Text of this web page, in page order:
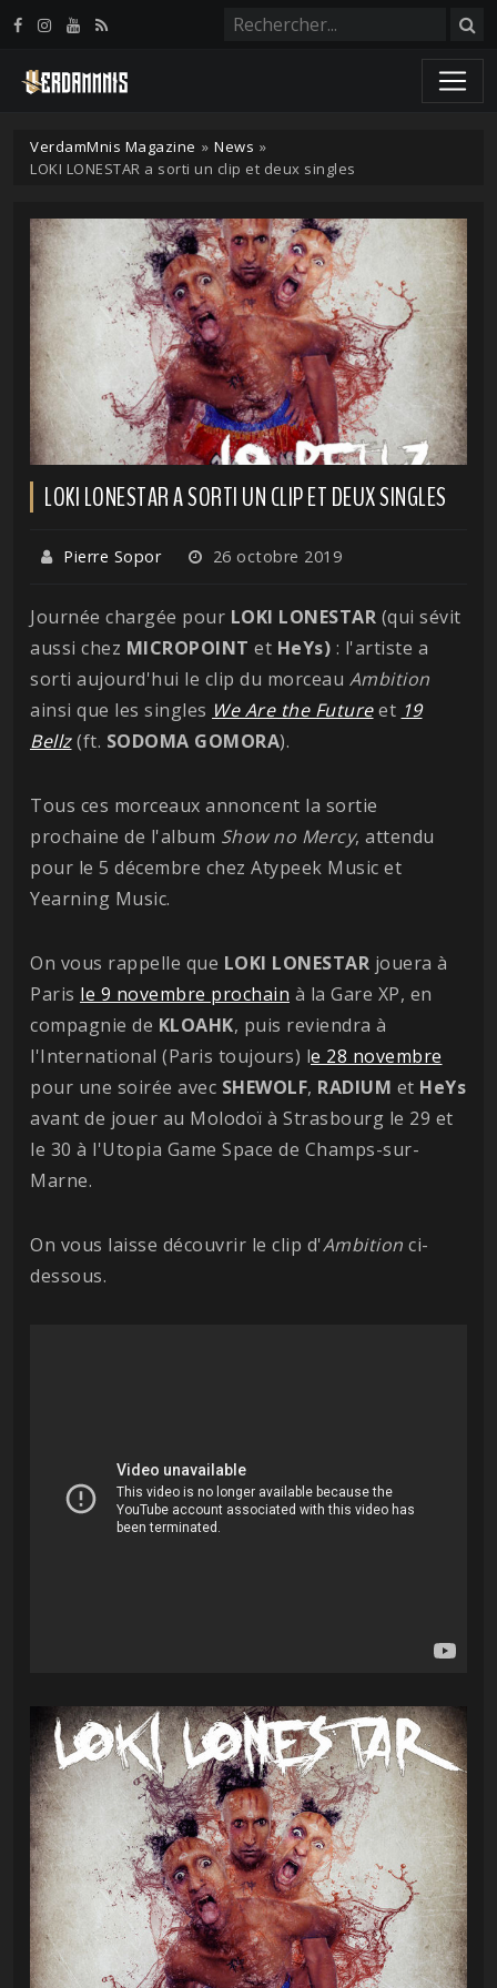
VerdamMnis Magazine » News »
LOKI LONESTAR a sorti un clip et deux singles
LOKI LONESTAR A SORTI UN CLIP ET DEUX SINGLES
Pierre Sopor 26 octobre 2019
Journée chargée pour LOKI LONESTAR (qui sévit
aussi chez MICROPOINT et HeYs) : l'artiste a
sorti aujourd'hui le clip du morceau Ambition
ainsi que les singles We Are the Futureet 19
Bellz(ft. SODOMA GOMORA).
Tous ces morceaux annoncent la sortie
prochaine de l'album Show no Mercy, attendu
pour le 5 décembre chez Atypeek Music et
Yearning Music.
On vous rappelle que LOKI LONESTAR jouera à
Paris le 9 novembre prochain à la Gare XP, en
compagnie de KLOAHK, puis reviendra à
l'International (Paris toujours) le 28 novembre
pour une soirée avec SHEWOLF, RADIUM et HeYs
avant de jouer au Molodoï à Strasbourg le 29 et
le 30 à l'Utopia Game Space de Champs-sur-
Marne.
On vous laisse découvrir le clip d'Ambition ci-
dessous.
Panneau de gestion des cookies